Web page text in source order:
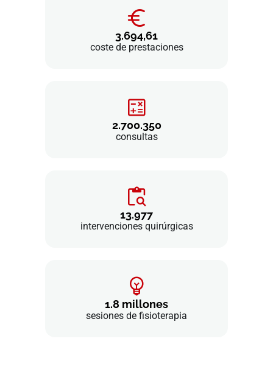
3.694,61
coste de prestaciones
2.700.350
consultas
13.977
intervenciones quirúrgicas
1.8 millones
sesiones de fisioterapia